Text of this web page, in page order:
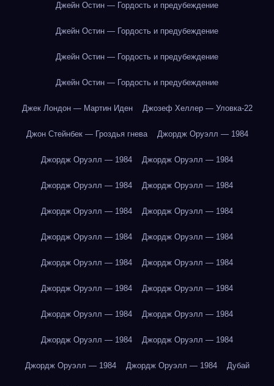
Джейн Остин — Гордость и предубеждение
Джейн Остин — Гордость и предубеждение
Джейн Остин — Гордость и предубеждение
Джейн Остин — Гордость и предубеждение
Джек Лондон — Мартин Иден Джозеф Хеллер — Уловка-22
Джон Стейнбек — Гроздья гнева Джордж Оруэлл — 1984
Джордж Оруэлл — 1984 Джордж Оруэлл — 1984
Джордж Оруэлл — 1984 Джордж Оруэлл — 1984
Джордж Оруэлл — 1984 Джордж Оруэлл — 1984
Джордж Оруэлл — 1984 Джордж Оруэлл — 1984
Джордж Оруэлл — 1984 Джордж Оруэлл — 1984
Джордж Оруэлл — 1984 Джордж Оруэлл — 1984
Джордж Оруэлл — 1984 Джордж Оруэлл — 1984
Джордж Оруэлл — 1984 Джордж Оруэлл — 1984
Джордж Оруэлл — 1984 Джордж Оруэлл — 1984 Дубай